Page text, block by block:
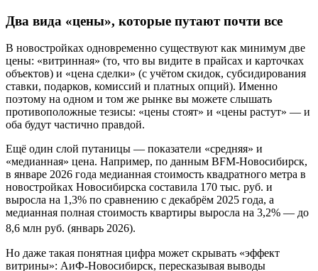
Два вида «цены», которые путают почти все
В новостройках одновременно существуют как минимум две
цены: «витринная» (то, что вы видите в прайсах и карточках
объектов) и «цена сделки» (с учётом скидок, субсидирования
ставки, подарков, комиссий и платных опций). Именно
поэтому на одном и том же рынке вы можете слышать
противоположные тезисы: «цены стоят» и «цены растут» — и
оба будут частично правдой.
Ещё один слой путаницы — показатели «средняя» и
«медианная» цена. Например, по данным BFM-Новосибирск,
в январе 2026 года медианная стоимость квадратного метра в
новостройках Новосибирска составила 170 тыс. руб. и
выросла на 1,3% по сравнению с декабрём 2025 года, а
медианная полная стоимость квартиры выросла на 3,2% — до
8,6 млн руб. (январь 2026).
Но даже такая понятная цифра может скрывать «эффект
витрины»: АиФ-Новосибирск, пересказывая выводы